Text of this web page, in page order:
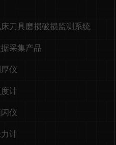
刀具磨损破损监测系统
采集产品
仪
计
仪
计